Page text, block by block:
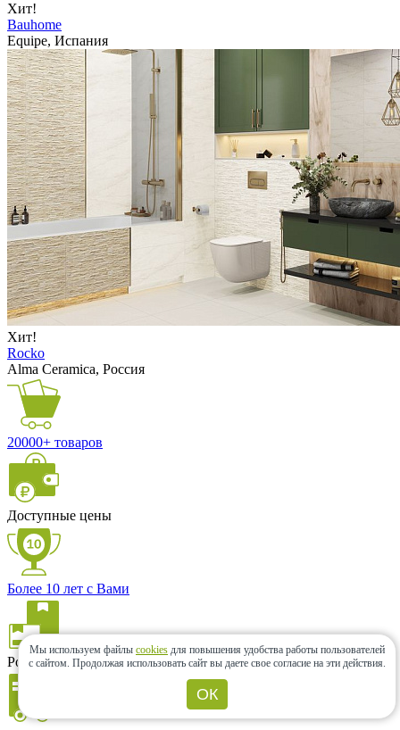
Хит!
Bauhome
Equipe, Испания
Хит!
Rocko
Alma Ceramica, Россия
20000+ товаров
Доступные цены
Более 10 лет с Вами
Розница и опт
Мы используем файлы cookies для повышения удобства работы пользователей
с сайтом. Продолжая использовать сайт вы даете свое согласие на эти действия.
ОК